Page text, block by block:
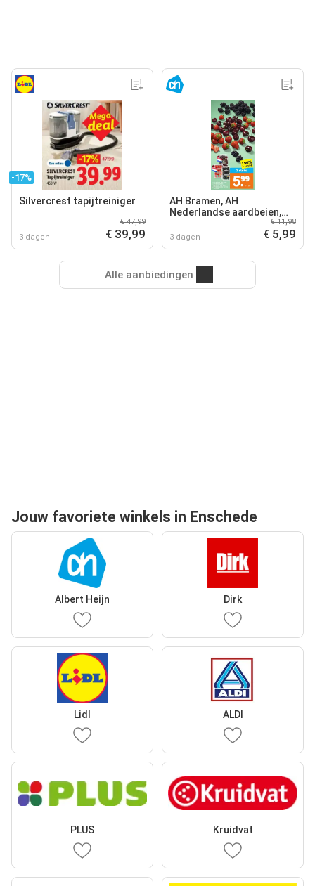
-17%
Silvercrest tapijtreiniger
3 dagen
€ 47,99
€ 39,99
AH Bramen, AH
Nederlandse aardbeien,
AH Nederlandse kersen
3 dagen
€ 11,98
€ 5,99
Alle aanbiedingen
Jouw favoriete winkels in Enschede
Albert Heijn Dirk
Lidl ALDI
PLUS Kruidvat